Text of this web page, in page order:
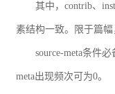
其中，contrib、
素结构一致。限于篇
source-meta条件
meta出现频次可为0。